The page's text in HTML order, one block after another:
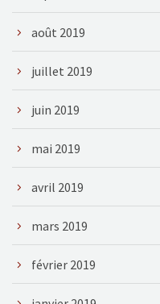
août 2019
juillet 2019
juin 2019
mai 2019
avril 2019
mars 2019
février 2019